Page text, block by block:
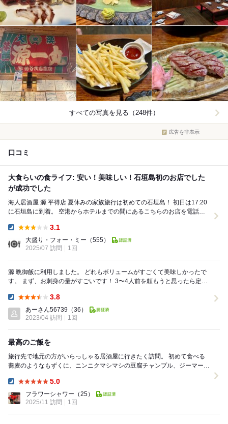
すべての写真を見る（248件）
広告を非表示
口コミ
大食らいの食ライフ: 安い！美味しい！石垣島初のお店でした
が成功でした
海人居酒屋 源 平得店 夏休みの家族旅行は初めての石垣島！ 初日は17:20
に石垣島に到着。 空港からホテルまでの間にあるこちらのお店を電話予
3.1
大盛り・フォー・ミー （555）
2025/07 訪問
1回
源 晩御飯に利用しました。 どれもボリュームがすごくて美味しかったで
す。 まず、お刺身の量がすごいです！ 3〜4人前を頼もうと思ったら定員
3.8
あーさん56739 （36）
2023/04 訪問
1回
最高のご飯を
旅行先で地元の方がいらっしゃる居酒屋に行きたく訪問。 初めて食べる
蕎麦のようなもずくに、ニンニクマシマシの豆腐チャンプル、ジーマーミ
5.0
フラワーシャワー （25）
2025/11 訪問
1回